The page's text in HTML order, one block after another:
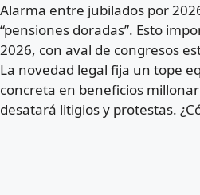
Alarma entre jubilados por
“pensiones doradas”. Esto
2026, con aval de congresos
La novedad legal fija un tope
concreta en beneficios
desatará litigios y protestas.